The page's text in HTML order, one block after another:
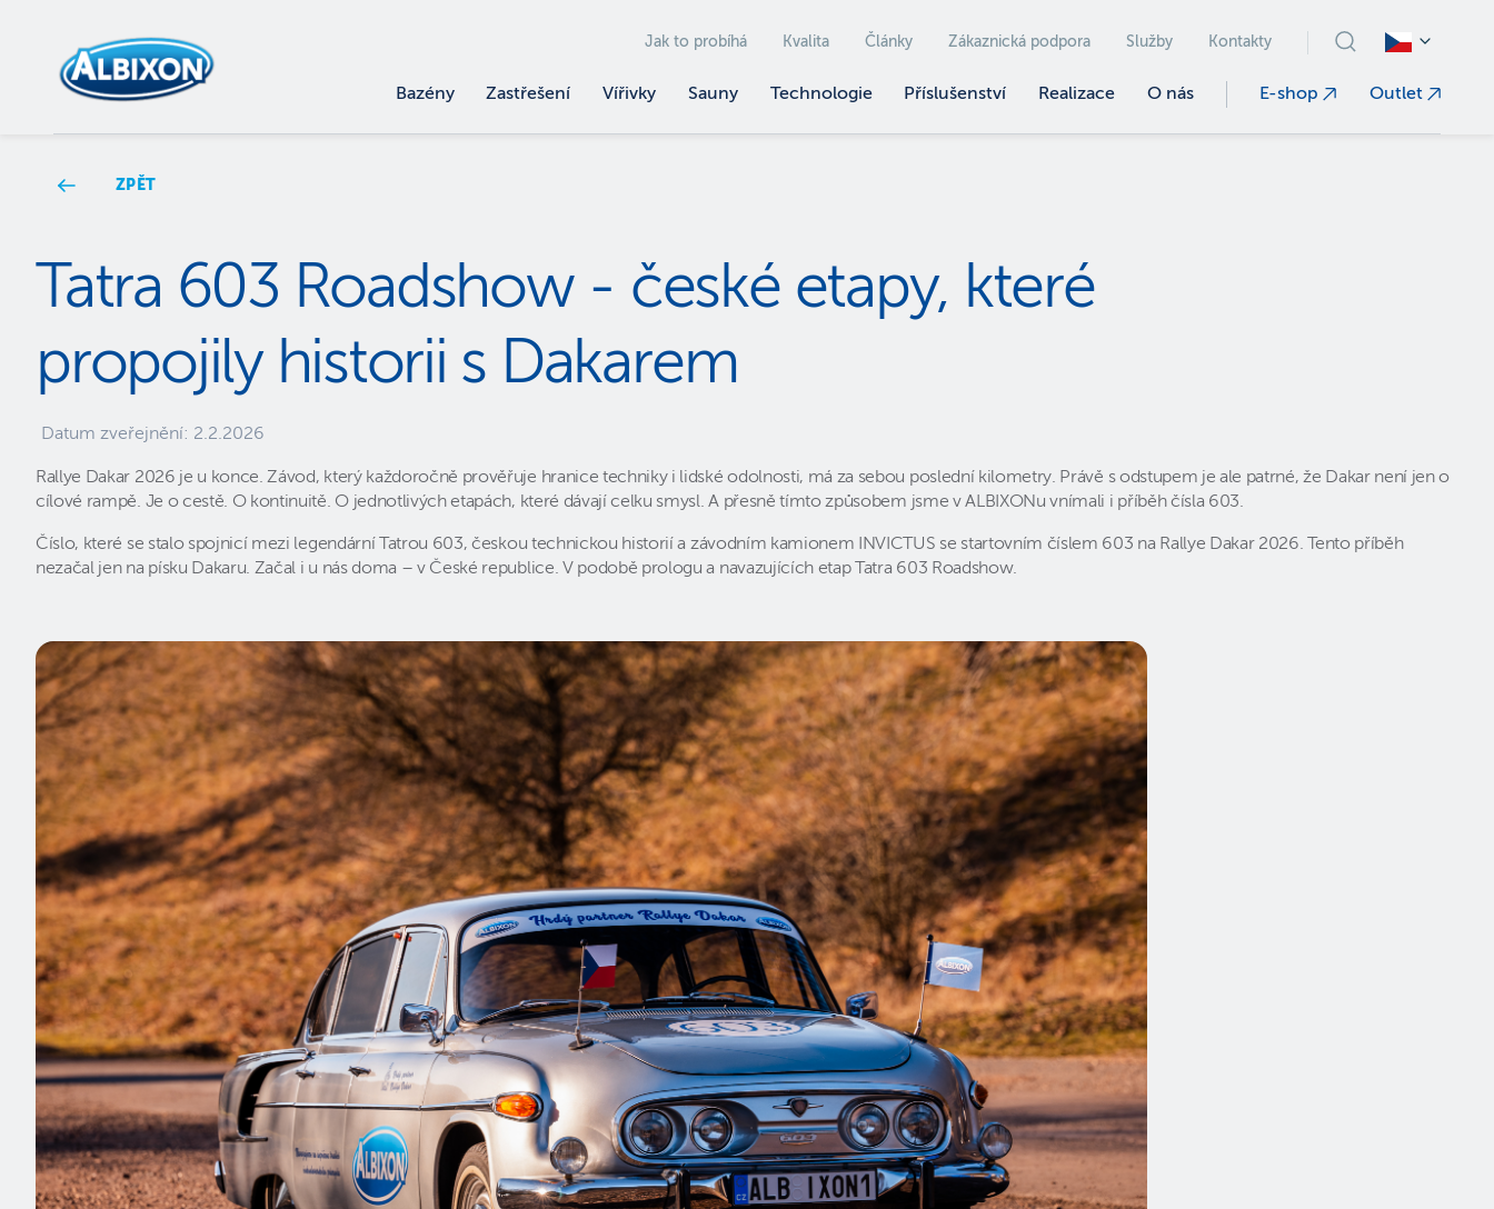
Jak to probíhá Kvalita Články Zákaznická podpora Služby Kontakty
Bazény Zastřešení Vířivky Sauny Technologie Příslušenství Realizace O nás E-shop Outlet
ZPĚT
Tatra 603 Roadshow - české etapy, které
propojily historii s Dakarem
Datum zveřejnění: 2.2.2026
Rallye Dakar 2026 je u konce. Závod, který každoročně prověřuje hranice techniky i lidské odolnosti, má za sebou poslední kilometry. Právě s odstupem je ale patrné, že Dakar není jen o
cílové rampě. Je o cestě. O kontinuitě. O jednotlivých etapách, které dávají celku smysl. A přesně tímto způsobem jsme v ALBIXONu vnímali i příběh čísla 603.
Číslo, které se stalo spojnicí mezi legendární Tatrou 603, českou technickou historií a závodním kamionem INVICTUS se startovním číslem 603 na Rallye Dakar 2026. Tento příběh
nezačal jen na písku Dakaru. Začal i u nás doma – v České republice. V podobě prologu a navazujících etap Tatra 603 Roadshow.